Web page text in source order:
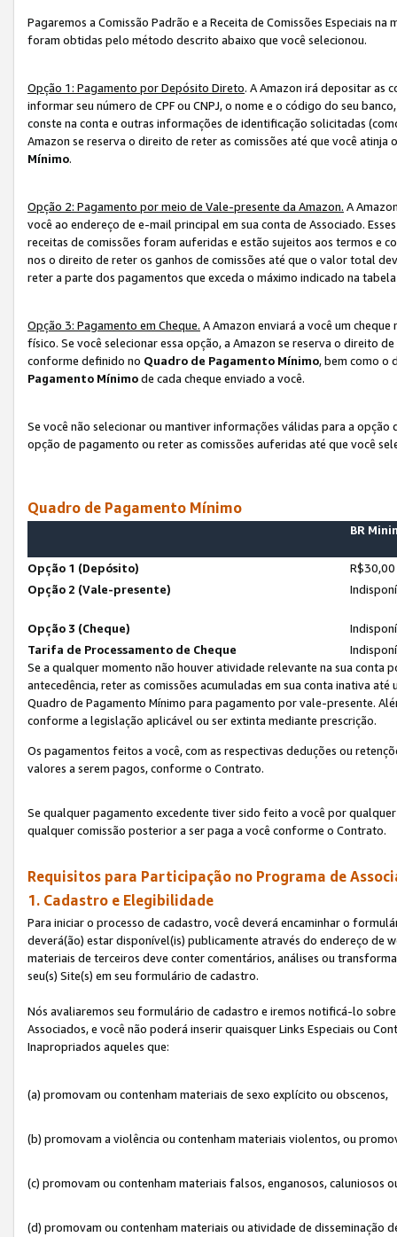
Pagaremos a Comissão Padrão e a Receita de Comissões Especiais
foram obtidas pelo método descrito abaixo que você selecionou.
Opção 1: Pagamento por Depósito Direto. A Amazon irá depositar as
informar seu número de CPF ou CNPJ, o nome e o código do seu
conste na conta e outras informações de identificação solicitadas
Amazon se reserva o direito de reter as comissões até que você
Mínimo.
Opção 2: Pagamento por meio de Vale-presente da Amazon. A
você ao endereço de e-mail principal em sua conta de Associado.
receitas de comissões foram auferidas e estão sujeitos aos termos e
nos o direito de reter os ganhos de comissões até que o valor total
reter a parte dos pagamentos que exceda o máximo indicado na
Opção 3: Pagamento em Cheque. A Amazon enviará a você um
físico. Se você selecionar essa opção, a Amazon se reserva o direito
conforme definido no Quadro de Pagamento Mínimo, bem como o
Pagamento Mínimode cada cheque enviado a você.
Se você não selecionar ou mantiver informações válidas para a
opção de pagamento ou reter as comissões auferidas até que você
Quadro de Pagamento Mínimo
BR
Opção 1 (Depósito)
R$30,00
Opção 2 (Vale-presente)
Opção 3 (Cheque)
Tarifa de Processamento de Cheque
Se a qualquer momento não houver atividade relevante na sua conta
antecedência, reter as comissões acumuladas em sua conta inativa
Quadro de Pagamento Mínimo para pagamento por vale-presente.
conforme a legislação aplicável ou ser extinta mediante prescrição.
Os pagamentos feitos a você, com as respectivas deduções ou
valores a serem pagos, conforme o Contrato.
Se qualquer pagamento excedente tiver sido feito a você por
qualquer comissão posterior a ser paga a você conforme o Contrato.
Requisitos para Participação no Programa de
1. Cadastro e Elegibilidade
Para iniciar o processo de cadastro, você deverá encaminhar o
deverá(ão) estar disponível(is) publicamente através do endereço
materiais de terceiros deve conter comentários, análises ou
seu(s) Site(s) em seu formulário de cadastro.
Nós avaliaremos seu formulário de cadastro e iremos notificá-lo
Associados, e você não poderá inserir quaisquer Links Especiais ou
Inapropriados aqueles que:
(a) promovam ou contenham materiais de sexo explícito ou obscenos,
(b) promovam a violência ou contenham materiais violentos, ou
(c) promovam ou contenham materiais falsos, enganosos, caluniosos
(d) promovam ou contenham materiais ou atividade de disseminação